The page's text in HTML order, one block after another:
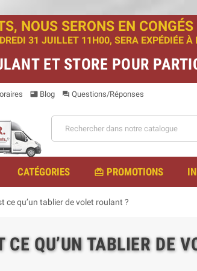
NOUS SERONS EN
31 JUILLET 11H00, SERA EXPÉDIÉE
ET STORE POUR
featured_play_list Blog question_answer Questions/Réponses
CATÉGORIES redeem PROMOTIONS
ce qu’un tablier de volet roulant ?
CE QU’UN TABLIER DE